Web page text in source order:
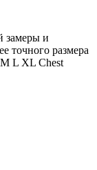
замеры и
точного размера
L XL Chest